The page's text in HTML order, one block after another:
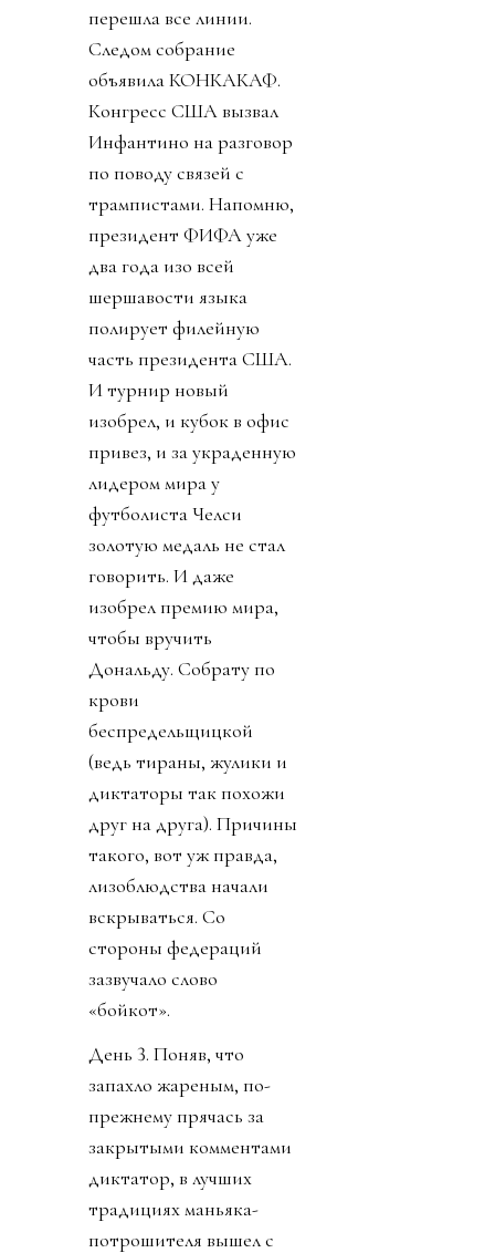
перешла все линии.
Следом собрание
объявила КОНКАКАФ.
Конгресс США вызвал
Инфантино на разговор
по поводу связей с
трампистами. Напомню,
президент ФИФА уже
два года изо всей
шершавости языка
полирует филейную
часть президента США.
И турнир новый
изобрел, и кубок в офис
привез, и за украденную
лидером мира у
футболиста Челси
золотую медаль не стал
говорить. И даже
изобрел премию мира,
чтобы вручить
Дональду. Собрату по
крови
беспредельщицкой
(ведь тираны, жулики и
диктаторы так похожи
друг на друга). Причины
такого, вот уж правда,
лизоблюдства начали
вскрываться. Со
стороны федераций
зазвучало слово
«бойкот».
День 3. Поняв, что
запахло жареным, по-
прежнему прячась за
закрытыми комментами
диктатор, в лучших
традициях маньяка-
потрошителя вышел с